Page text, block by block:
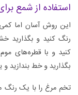
استفاده از شمع
این روش آسان اما
رنگ کنید و بگذارید
کنید و با قطره‌های
بگذارید و خط بندازید و
تخم مرغ را با یک رنگ